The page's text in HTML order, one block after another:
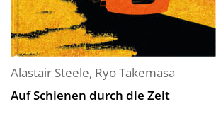
Alastair Steele, Ryo Takemasa
Auf Schienen durch die Zeit